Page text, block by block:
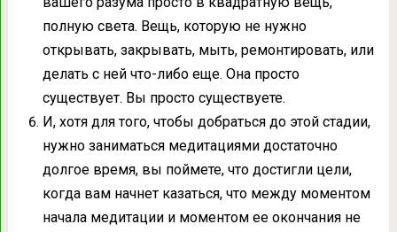
полную света. Вещь, которую не нужно
открывать, закрывать, мыть, ремонтировать, или
делать с ней что-либо еще. Она просто
существует. Вы просто существуете.
И, хотя для того, чтобы добраться до этой стадии,
нужно заниматься медитациями достаточно
долгое время, вы поймете, что достигли цели,
когда вам начнет казаться, что между моментом
начала медитации и моментом ее окончания не